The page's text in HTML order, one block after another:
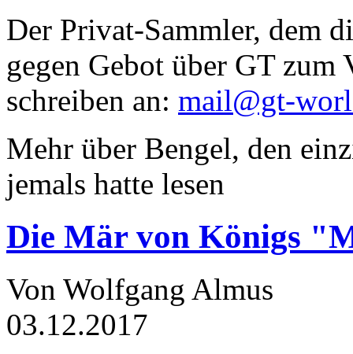
Der Privat-Sammler, dem
gegen Gebot über GT zum
schreiben an: mail@gt-
Mehr über Bengel, den
jemals hatte lesen
Die Mär von Königs
Von Wolfgang Almus
03.12.2017